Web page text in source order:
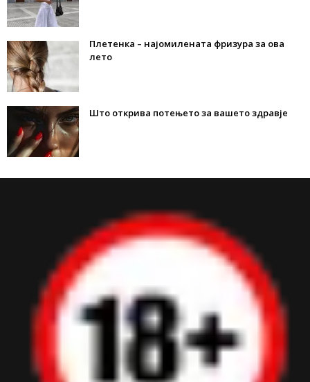
Плетенка – најомилената фризура за ова
лето
Што открива потењето за вашето здравје